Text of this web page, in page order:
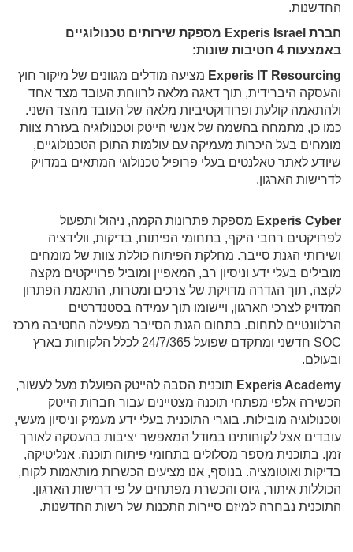
החדשנות.
חברת Experis Israel מספקת שירותים טכנולוגיים
באמצעות 4 חטיבות שונות:
Experis IT Resourcing מציעה מודלים מגוונים של מיקור חוץ
והעסקה היברידית, תוך דאגה מלאה לרווחת העובד מצד אחד
ולהתאמה קולעת ופרודוקטיביות מלאה של העובד מהצד השני.
כמו כן, מתמחה בהשמה של אנשי הייטק וטכנולוגיה בעזרת צוות
מומחים בעל היכרות מעמיקה עם עולמות התוכן הטכנולוגיים,
שיודע לאתר טאלנטים בעלי פרופיל טכנולוגי המתאים במדויק
לדרישות הארגון.
Experis Cyber מספקת פתרונות הקמה, ניהול ותפעול
לפרויקטים רחבי היקף, בתחומי הפיתוח, בדיקות, וולידציה
ושירותי הגנת סייבר. מחלקת הפיתוח כוללת צוות של מומחים
מובילים בעלי ידע וניסיון רב, המאפיין ומוביל פרוייקטים מקצה
לקצה, תוך הגדרה מדויקת של צרכים ומטרות, התאמת הפתרון
המדויק לצרכי הארגון, ויישומו תוך עמידה בסטנדרטים
הרלוונטיים לתחום. בתחום הגנת הסייבר מפעילה החטיבה מרכז
SOC חדשני ומתקדם שפועל 24/7/365 לכלל הלקוחות בארץ
ובעולם.
Experis Academy תוכנית הסבה להייטק הפועלת מעל לעשור,
הכשירה אלפי מפתחי תוכנה מצטיינים עבור חברות הייטק
וטכנולוגיה מובילות. בוגרי התוכנית בעלי ידע מעמיק וניסיון מעשי,
עובדים אצל לקוחותינו במודל המאפשר יציבות בהעסקה לאורך
זמן. בתוכנית מספר מסלולים בתחומי פיתוח תוכנה, אנליטיקה,
בדיקות ואוטומציה. בנוסף, אנו מציעים הכשרות מותאמות לקוח,
הכוללות איתור, גיוס והכשרת מפתחים על פי דרישות הארגון.
התוכנית נבחרה למיזם סיירות התכנות של רשות החדשנות.